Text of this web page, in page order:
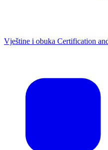
Vještine i obuka Certification